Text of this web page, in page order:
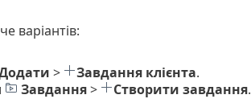
варіантів:
> Завдання клієнта.
Завдання> Створити завдання.